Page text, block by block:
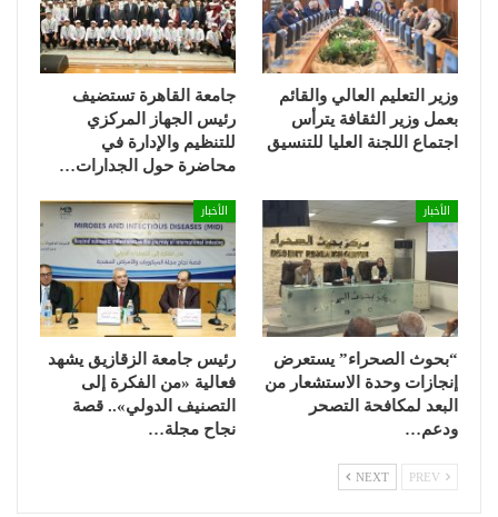
وزير التعليم العالي والقائم
بعمل وزير الثقافة يترأس
اجتماع اللجنة العليا للتنسيق
جامعة القاهرة تستضيف
رئيس الجهاز المركزي
للتنظيم والإدارة في
محاضرة حول الجدارات…
الأخبار
“بحوث الصحراء” يستعرض
إنجازات وحدة الاستشعار من
البعد لمكافحة التصحر
ودعم…
الأخبار
رئيس جامعة الزقازيق يشهد
فعالية «من الفكرة إلى
التصنيف الدولي».. قصة
نجاح مجلة…
NEXT